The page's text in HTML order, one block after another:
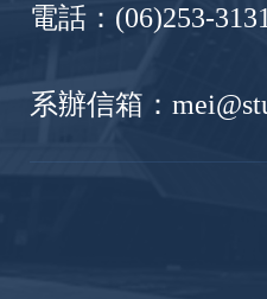
電話：(06)253-
系辦信箱：